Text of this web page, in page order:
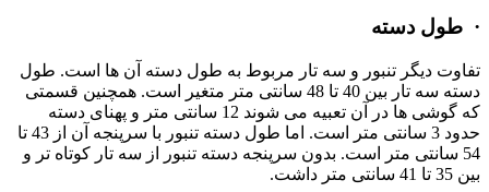
· طول دسته
تفاوت دیگر تنبور و سه تار مربوط به طول دسته آن ها است. طول
دسته سه تار بین 40 تا 48 سانتی متر متغیر است. همچنین قسمتی
که گوشی ها در آن تعبیه می شوند 12 سانتی متر و پهنای دسته
حدود 3 سانتی متر است. اما طول دسته تنبور با سرپنجه آن از 43 تا
54 سانتی متر است. بدون سرپنجه دسته تنبور از سه تار کوتاه تر و
بین 35 تا 41 سانتی متر داشت.